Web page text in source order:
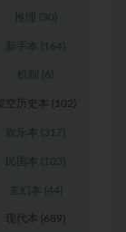
推理 (30)
新手本 (164)
机制 (6)
空历史本 (102)
欢乐本 (317)
民国本 (103)
玄幻本 (44)
现代本 (689)